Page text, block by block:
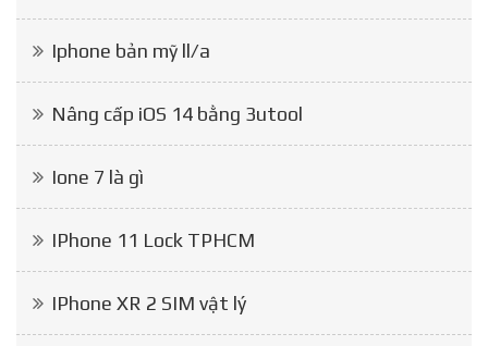
Iphone bản mỹ ll/a
Nâng cấp iOS 14 bằng 3utool
Ione 7 là gì
IPhone 11 Lock TPHCM
IPhone XR 2 SIM vật lý